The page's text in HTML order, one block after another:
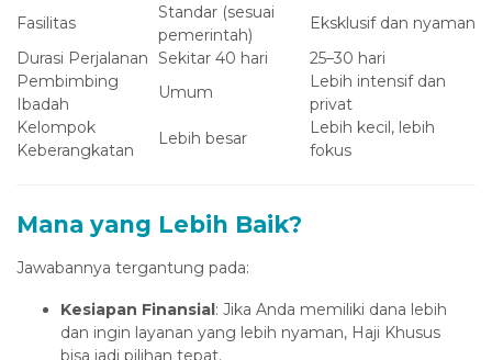
Fasilitas
Standar (sesuai
pemerintah)
Eksklusif dan nyaman
Durasi Perjalanan Sekitar 40 hari
25–30 hari
Pembimbing
Ibadah
Umum
Lebih intensif dan
privat
Kelompok
Keberangkatan
Lebih besar
Lebih kecil, lebih
fokus
Mana yang Lebih Baik?
Jawabannya tergantung pada:
Kesiapan Finansial: Jika Anda memiliki dana lebih
dan ingin layanan yang lebih nyaman, Haji Khusus
bisa jadi pilihan tepat.